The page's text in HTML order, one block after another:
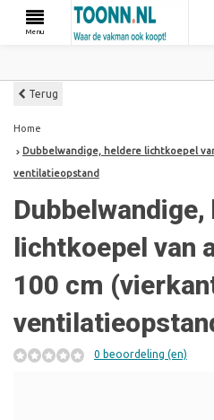
Menu
Terug
Home
Dubbelwandige, heldere lichtkoepel
ventilatieopstand
Dubbelwandige,
lichtkoepel van
100 cm
0 beoordeling (en)